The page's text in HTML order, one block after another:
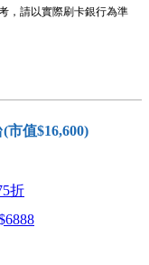
，請以實際刷卡銀行為準
市值$16,600)
折